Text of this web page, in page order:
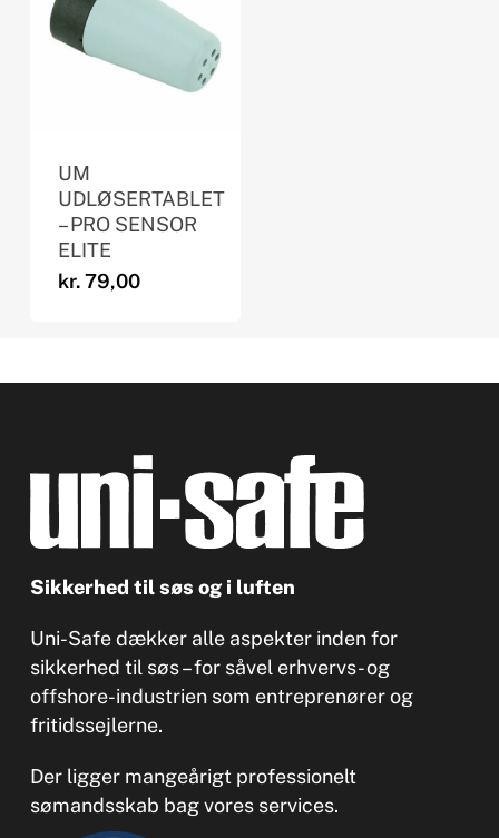
UM
UDLØSERTABLET
– PRO SENSOR
ELITE
kr.79,00
Sikkerhed til søs og i luften
Uni-Safe dækker alle aspekter inden for
sikkerhed til søs – for såvel erhvervs- og
offshore-industrien som entreprenører og
fritidssejlerne.
Der ligger mangeårigt professionelt
sømandsskab bag vores services.